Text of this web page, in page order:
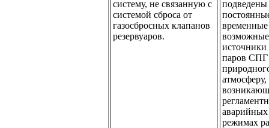
систему, не связанную с
системой сброса от
газосбросных клапанов
резервуаров.
подведены
временные
возможные
паров
атмосферу,
режимах